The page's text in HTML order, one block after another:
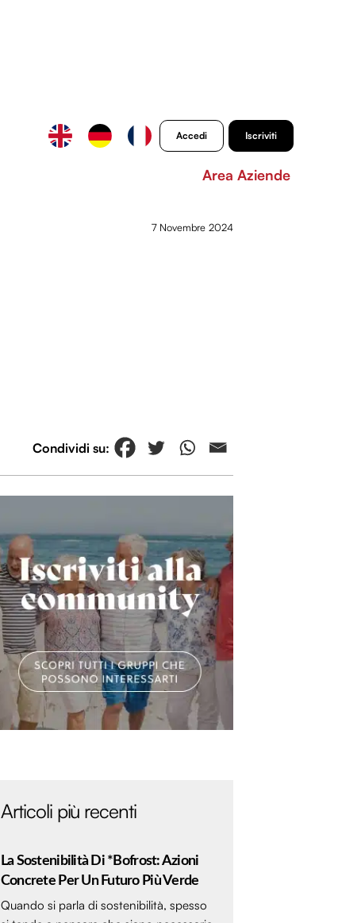
Accedi Iscriviti
Area Aziende
7 Novembre 2024
Articoli più recenti
La Sostenibilità Di *bofrost: Azioni
Concrete Per Un Futuro Più Verde
Quando si parla di sostenibilità, spesso